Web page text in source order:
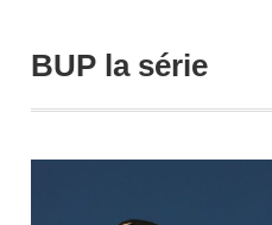
BUP la série